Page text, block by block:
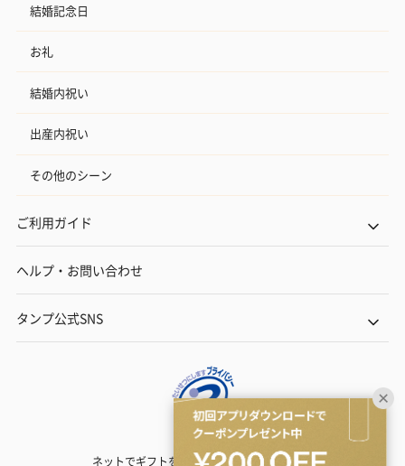
結婚記念日
お礼
結婚内祝い
出産内祝い
その他のシーン
ご利用ガイド
ヘルプ・お問い合わせ
タンプ公式SNS
ネットでギフトを贈るなら | TANP（タンプ）